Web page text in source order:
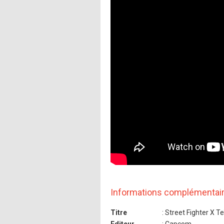
Informations
Titre
: Street Fighter X